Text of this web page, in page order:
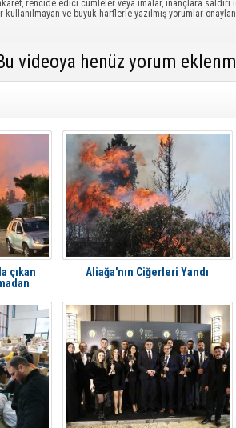
rencide edici cümleler veya imalar, inançlara saldırı
ve büyük harflerle yazılmış yorumlar
videoya henüz yorum
çıkan
Aliağa'nın Ciğerleri Yandı